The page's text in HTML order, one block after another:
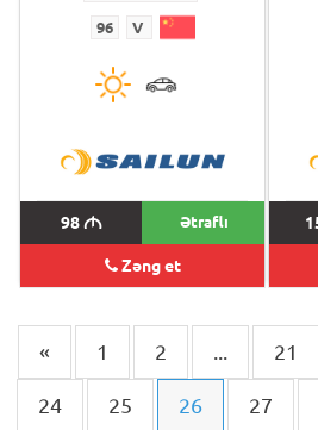
96 V
98M Ətraflı
Zəng et
« 1 2 ... 21
24 25 26 27